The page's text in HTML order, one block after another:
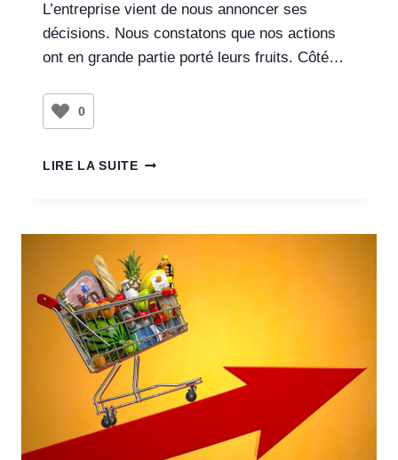
L’entreprise vient de nous annoncer ses
décisions. Nous constatons que nos actions
ont en grande partie porté leurs fruits. Côté…
0
LIRE LA SUITE